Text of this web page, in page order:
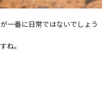
一番に日常ではないでしょう
ね。